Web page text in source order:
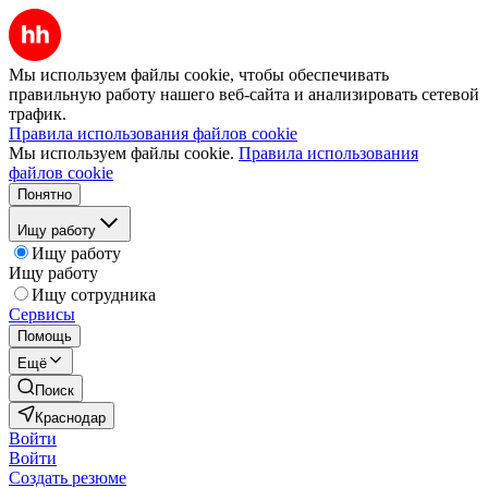
Мы используем файлы cookie, чтобы обеспечивать
правильную работу нашего веб-сайта и анализировать сетевой
трафик.
Правила использования файлов cookie
Мы используем файлы cookie. Правила использования
файлов cookie
Понятно
Ищу работу
Ищу работу
Ищу работу
Ищу сотрудника
Сервисы
Помощь
Ещё
Поиск
Краснодар
Войти
Войти
Создать резюме